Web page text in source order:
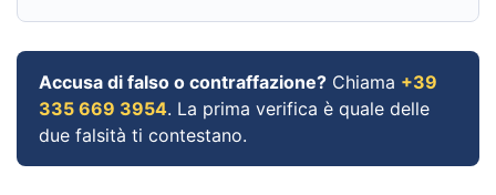
Accusa di falso o contraffazione? Chiama +39
335 669 3954. La prima verifica è quale delle
due falsità ti contestano.